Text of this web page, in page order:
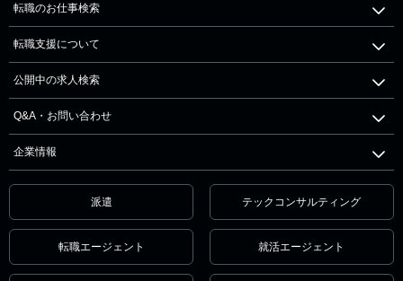
転職のお仕事検索
転職支援について
公開中の求人検索
Q&A・お問い合わせ
企業情報
派遣 テックコンサルティング
転職エージェント 就活エージェント